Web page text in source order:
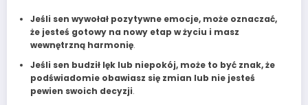
Jeśli sen wywołał pozytywne emocje, może oznaczać,
że jesteś gotowy na nowy etap w życiu i masz
wewnętrzną harmonię.
Jeśli sen budził lęk lub niepokój, może to być znak, że
podświadomie obawiasz się zmian lub nie jesteś
pewien swoich decyzji.